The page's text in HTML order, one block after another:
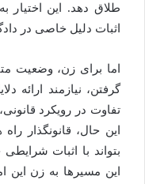
طلاق دهد. این اختیار
اثبات دلیل خاصی در
اما برای زن، وضعیت
گرفتن، نیازمند ارائه
تفاوت در رویکرد
این حال، قانونگذار
بتواند با اثبات
این مسیرها به زن